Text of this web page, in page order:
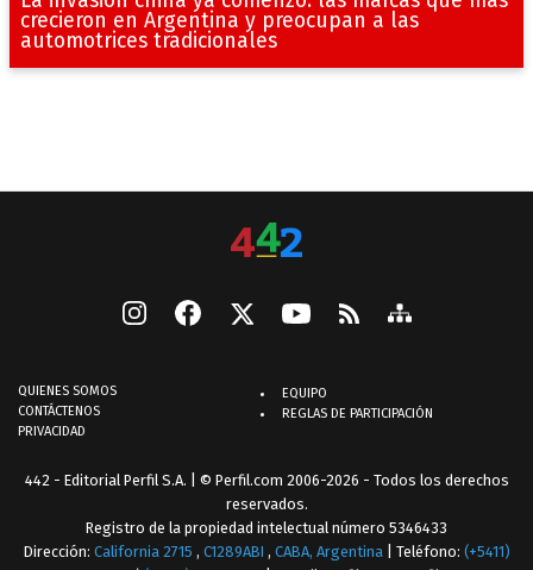
crecieron en Argentina y preocupan a las
automotrices tradicionales
QUIENES SOMOS
CONTÁCTENOS
PRIVACIDAD
EQUIPO
REGLAS DE PARTICIPACIÓN
442 - Editorial Perfil S.A. | © Perfil.com 2006-2026 - Todos los derechos
reservados.
Registro de la propiedad intelectual número 5346433
Dirección: California 2715 , C1289ABI , CABA, Argentina | Teléfono: (+5411)